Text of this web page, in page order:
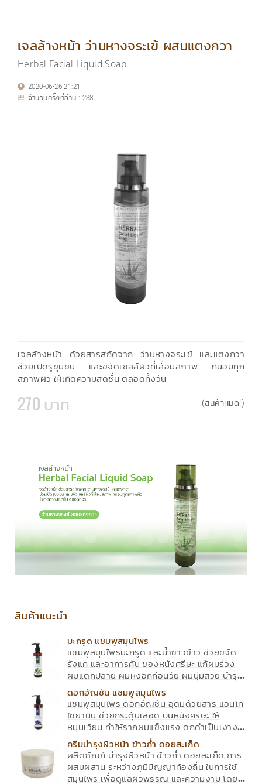
เจลล้างหน้า ว่านหางจระเข้ ผสมแตงกวา
Herbal Facial Liquid Soap
2020-06-26 21:21
จำนวนครั้งที่อ่าน : 238
เจลล้างหน้า ด้วยสารสกัดจาก ว่านหางจระเข้ และแตงกวา
ช่วยเปิดรูขุมขน และขจัดเซลล์ผิวที่เสื่อมสภาพ ถนอมทุก
สภาพผิว ให้เกิดความสดชื่น ตลอดทั้งวัน
270 บาท (สินค้าหมด!)
สินค้าแนะนำ
มะกรูด แชมพูสมุนไพร
แชมพูสมุนไพรมะกรูด และน้ำซาวข้าว ช่วยขจัด
รังแค และอาการคัน ของหนังศรีษะ แก้ผมร่วง
ผมแตกปลาย ผมหงอกก่อนวัย ผมนุ่มสวย บำรุง
รากผมให้แข็งแรง น้ำซาวข้าว อุดมด้วยวิตามินอี
จะช่วยให้มะกรูด มีประสิทธิภาพดียิ่งขึ้น
ดอกอัญชัน แชมพูสมุนไพร
แชมพูสมุนไพร ดอกอัญชัน อุดมด้วยสาร แอนโท
ไซยานิน ช่วยกระตุ้นเลือด บนหนังศรีษะ ให้
หมุนเวียน ทำให้รากผมแข็งแรง ดกดำเป็นเงางาม
เส้นผมนุ่มนวล ใช้ได้กับทุกสภาพผม
ครีมบำรุงผิวหน้า ข้าวก่ำ ดอยสะเก็ด
ผลิตภัณฑ์ บำรุงผิวหน้า ข้าวก่ำ ดอยสะเก็ด การ
ผสมผสาน ระหว่างภูมิปัญญาท้องถิ่น ในการใช้
สมุนไพร เพื่อดูแลผิวพรรณ และความงาม โดย